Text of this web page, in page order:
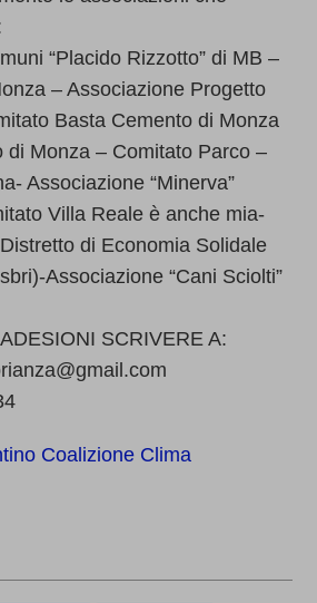
“Placido Rizzotto” di MB –
– Associazione Progetto
Basta Cemento di Monza
di Monza – Comitato Parco –
Associazione “Minerva”
Villa Reale è anche mia-
di Economia Solidale
Associazione “Cani Sciolti”
SCRIVERE A:
Coalizione Clima